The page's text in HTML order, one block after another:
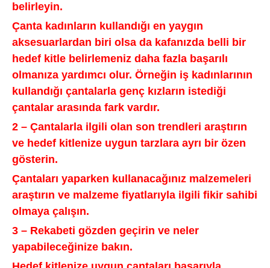
belirleyin.
Çanta kadınların kullandığı en yaygın
aksesuarlardan biri olsa da kafanızda belli bir
hedef kitle belirlemeniz daha fazla başarılı
olmanıza yardımcı olur. Örneğin iş kadınlarının
kullandığı çantalarla genç kızların istediği
çantalar arasında fark vardır.
2 – Çantalarla ilgili olan son trendleri araştırın
ve hedef kitlenize uygun tarzlara ayrı bir özen
gösterin.
Çantaları yaparken kullanacağınız malzemeleri
araştırın ve malzeme fiyatlarıyla ilgili fikir sahibi
olmaya çalışın.
3 – Rekabeti gözden geçirin ve neler
yapabileceğinize bakın.